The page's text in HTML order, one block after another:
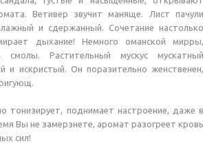
Ветивер звучит маняще. Лист пачули
и сдержанный. Сочетание настолько
дыхание! Немного оманской мирры,
смолы. Растительный мускус мускатный
и искристый. Он поразительно женственен,
тонизирует, поднимает настроение, даже в
Вы не замерзнете, аромат разогреет кровь
сил!